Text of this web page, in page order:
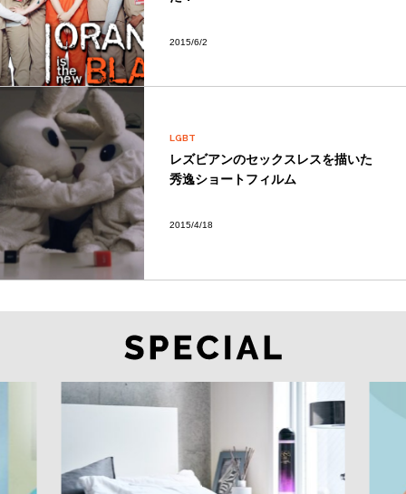
2015/6/2
LGBT
レズビアンのセックスレスを描いた
秀逸ショートフィルム
2015/4/18